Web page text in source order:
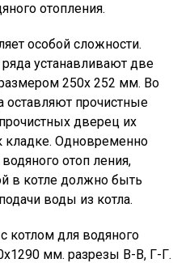
отопления.
особой сложности.
устанавливают две
250х 252 мм. Во
оставляют прочистные
дверец их
кладке. Одновременно
отоп ления,
в котле должно быть
воды из котла.
котлом для водяного
мм. разрезы В-В, Г-Г.